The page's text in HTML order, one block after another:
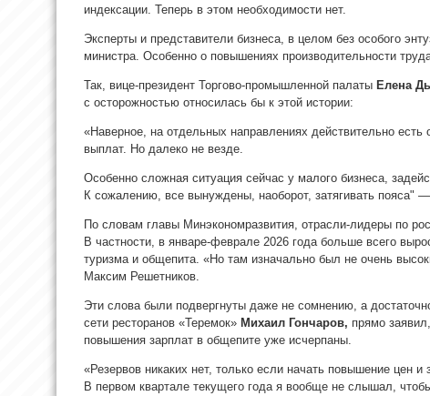
индексации. Теперь в этом необходимости нет.
Эксперты и представители бизнеса, в целом без особого
министра. Особенно о повышениях производительности
Так, вице-президент Торгово-промышленной палаты Елена
с осторожностью относилась бы к этой истории:
«Наверное, на отдельных направлениях действительно
выплат. Но далеко не везде.
Особенно сложная ситуация сейчас у малого бизнеса,
К сожалению, все вынуждены, наоборот, затягивать пояса" —
По словам главы Минэкономразвития, отрасли-лидеры по
В частности, в январе-феврале 2026 года больше всего
туризма и общепита. «Но там изначально был не очень
Максим Решетников.
Эти слова были подвергнуты даже не сомнению, а
сети ресторанов «Теремок» Михаил Гончаров, прямо
повышения зарплат в общепите уже исчерпаны.
«Резервов никаких нет, только если начать повышение цен
В первом квартале текущего года я вообще не слышал,